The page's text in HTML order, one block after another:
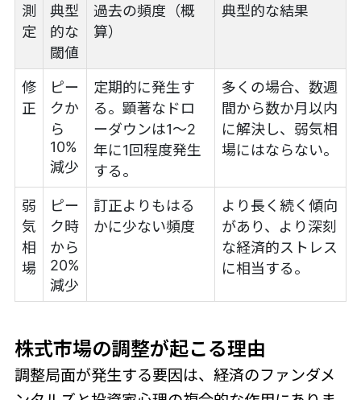
測
定
典型
的な
閾値
過去の頻度（概
算）
典型的な結果
修
正
ピー
クか
ら
10%
減少
定期的に発生す
る。顕著なドロ
ーダウンは1～2
年に1回程度発生
する。
多くの場合、数週
間から数か月以内
に解決し、弱気相
場にはならない。
弱
気
相
場
ピー
ク時
から
20%
減少
訂正よりもはる
かに少ない頻度
より長く続く傾向
があり、より深刻
な経済的ストレス
に相当する。
株式市場の調整が起こる理由
調整局面が発生する要因は、経済のファンダメ